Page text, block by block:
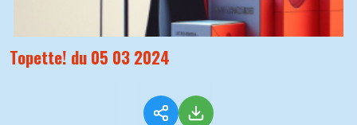
Topette! du 05 03 2024